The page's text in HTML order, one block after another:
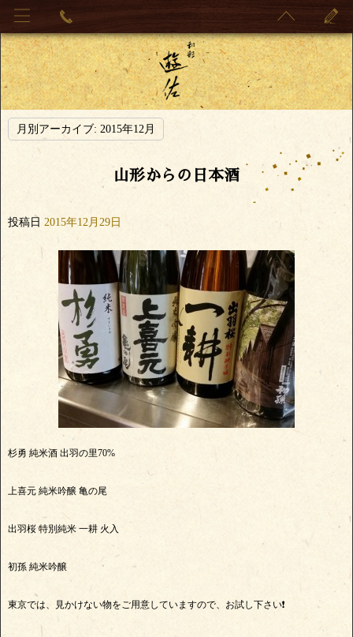
月別アーカイブ: 2015年12月
山形からの日本酒
投稿日 2015年12月29日
杉勇 純米酒 出羽の里70%
上喜元 純米吟醸 亀の尾
出羽桜 特別純米 一耕 火入
初孫 純米吟醸
東京では、見かけない物をご用意していますので、お試し下さい❗